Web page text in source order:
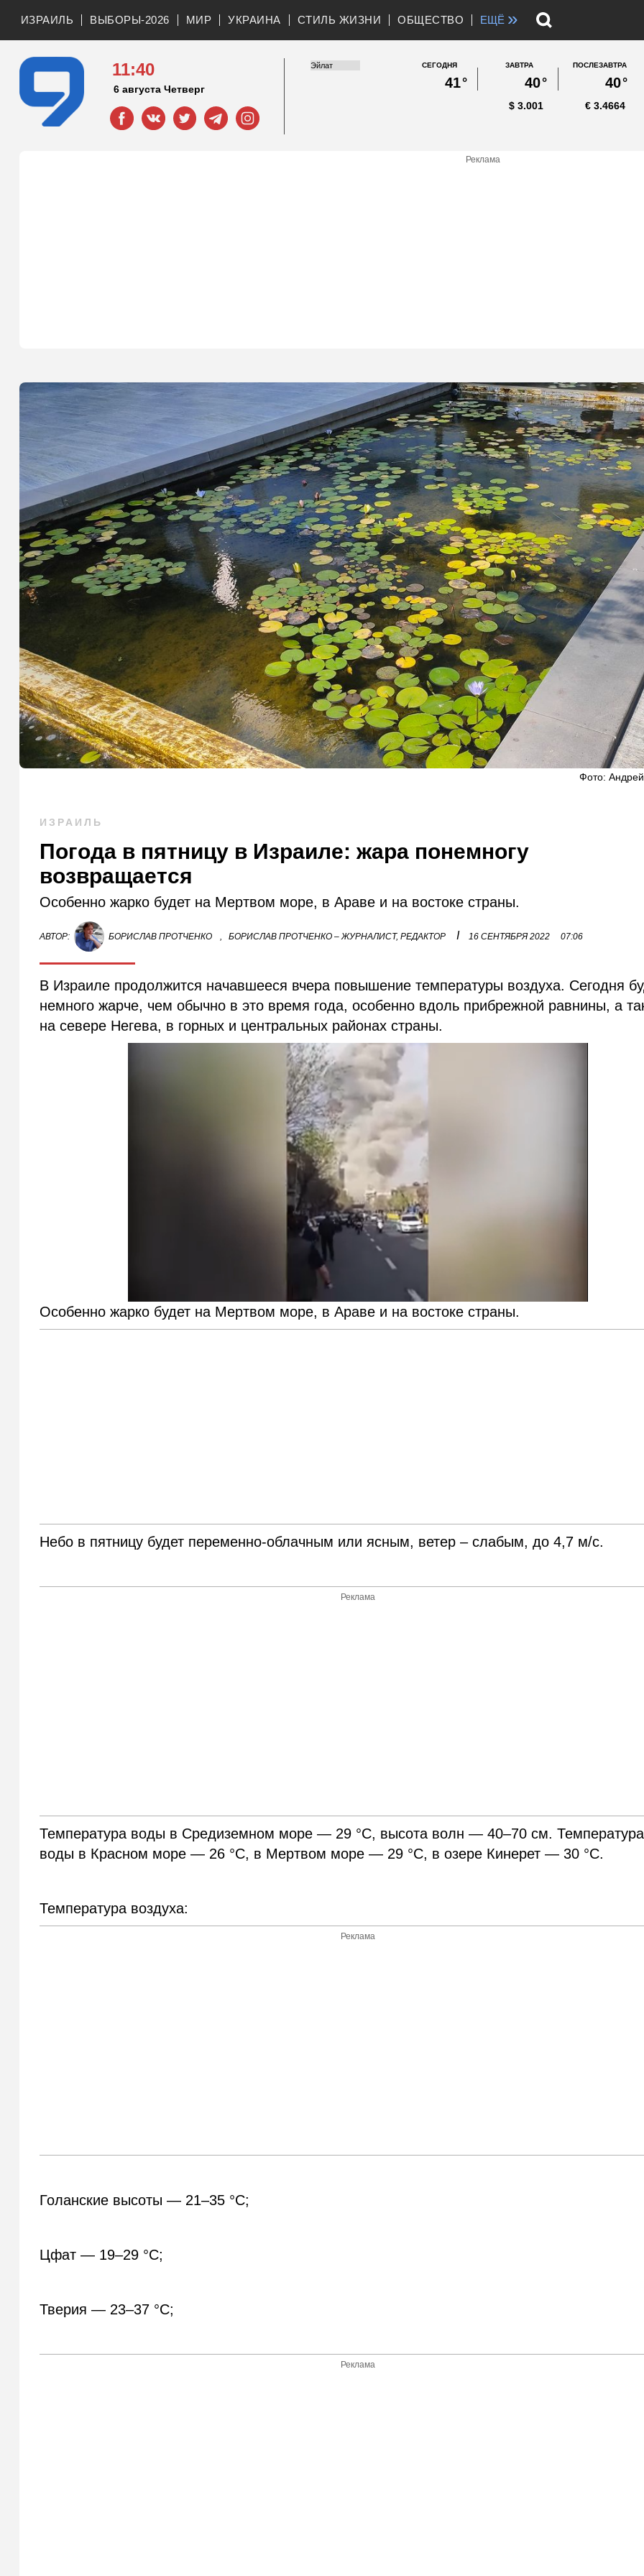
ИЗРАИЛЬ ВЫБОРЫ-2026 МИР УКРАИНА СТИЛЬ ЖИЗНИ ОБЩЕСТВО ЕЩЁ »
11:40
6 августа Четверг
СЕГОДНЯ
41°
ЗАВТРА
40°
ПОСЛЕЗАВТРА
40°
3.001
$ 3.4664
€
Реклама
Фото:
ИЗРАИЛЬ
Погода в пятницу в Израиле: жара понемногу
возвращается
Особенно жарко будет на Мертвом море, в Араве и на востоке страны.
АВТОР: БОРИСЛАВ ПРОТЧЕНКО , БОРИСЛАВ ПРОТЧЕНКО – ЖУРНАЛИСТ, РЕДАКТОР I 16 СЕНТЯБРЯ 2022 07:06
В Израиле продолжится начавшееся вчера повышение температуры воздуха. Сегодня
немного жарче, чем обычно в это время года, особенно вдоль прибрежной равнины, а
на севере Негева, в горных и центральных районах страны.
Особенно жарко будет на Мертвом море, в Араве и на востоке страны.
Небо в пятницу будет переменно-облачным или ясным, ветер – слабым, до 4,7 м/с.
Реклама
Температура воды в Средиземном море — 29 °С, высота волн — 40–70 см. Температура
воды в Красном море — 26 °С, в Мертвом море — 29 °С, в озере Кинерет — 30 °С.
Температура воздуха:
Реклама
Голанские высоты — 21–35 °С;
Цфат — 19–29 °С;
Тверия — 23–37 °С;
Реклама